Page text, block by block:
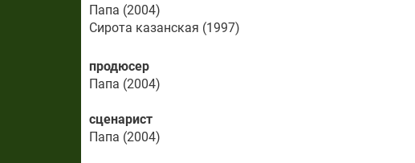
Папа (2004)
Сирота казанская (1997)
продюсер
Папа (2004)
сценарист
Папа (2004)